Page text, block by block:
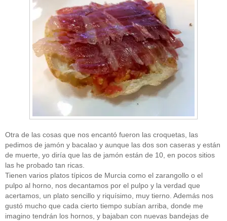
Otra de las cosas que nos encantó fueron las croquetas, las
pedimos de jamón y bacalao y aunque las dos son caseras y están
de muerte, yo diría que las de jamón están de 10, en pocos sitios
las he probado tan ricas.
Tienen varios platos típicos de Murcia como el zarangollo o el
pulpo al horno, nos decantamos por el pulpo y la verdad que
acertamos, un plato sencillo y riquísimo, muy tierno. Además nos
gustó mucho que cada cierto tiempo subían arriba, donde me
imagino tendrán los hornos, y bajaban con nuevas bandejas de